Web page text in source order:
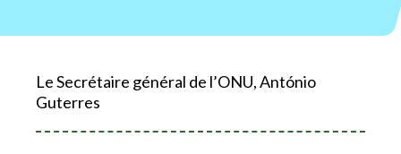
Le Secrétaire général de l’ONU, António
Guterres